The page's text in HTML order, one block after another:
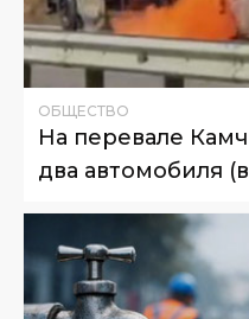
ОБЩЕСТВО
На перевале
два автомобиля